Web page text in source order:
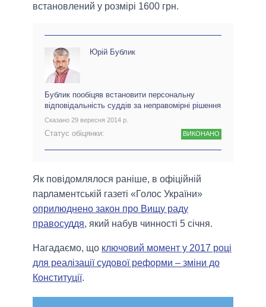
встановлений у розмірі 1600 грн.
Юрій Бублик
Бублик пообіцяв встановити персональну
відповідальність суддів за неправомірні рішення
Сказано 29 вересня 2014 р.
Статус обіцянки: ВИКОНАНО
Як повідомлялося раніше, в офіційній
парламентській газеті «Голос України»
оприлюднено закон про Вищу раду
правосуддя, який набув чинності 5 січня.
Нагадаємо, що ключовий момент у 2017 році
для реалізації судової реформи – зміни до
Конституції.